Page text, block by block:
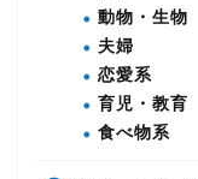
動物・生物
夫婦
恋愛系
育児・教育
食べ物系